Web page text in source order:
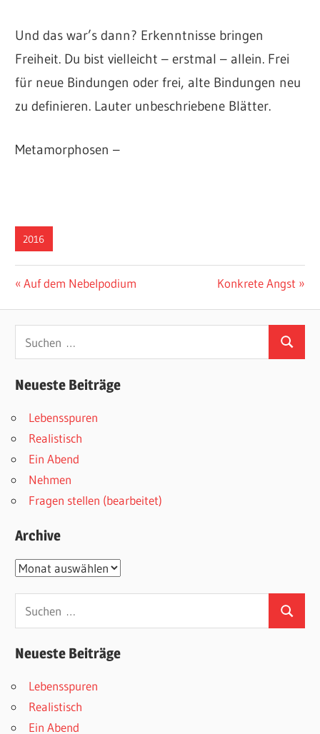
Und das war’s dann? Erkenntnisse bringen
Freiheit. Du bist vielleicht – erstmal – allein. Frei
für neue Bindungen oder frei, alte Bindungen neu
zu definieren. Lauter unbeschriebene Blätter.
Metamorphosen –
2016
Beitragsnavigation
Vorheriger
Auf dem Nebelpodium
Nächster
Konkrete Angst
nach:
Suchen
Neueste Beiträge
Lebensspuren
Realistisch
Ein Abend
Nehmen
Fragen stellen (bearbeitet)
Archive
Archive
Suchen
nach:
Suchen
Neueste Beiträge
Lebensspuren
Realistisch
Ein Abend